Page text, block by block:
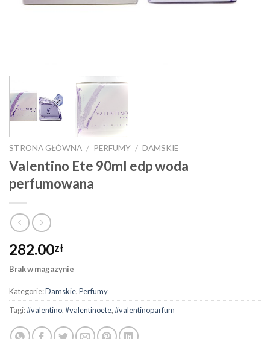
STRONA GŁÓWNA / PERFUMY / DAMSKIE
Valentino Ete 90ml edp woda
perfumowana
282.00zł
Brak w magazynie
Kategorie:Damskie,Perfumy
Tagi:#valentino,#valentinoete,#valentinoparfum